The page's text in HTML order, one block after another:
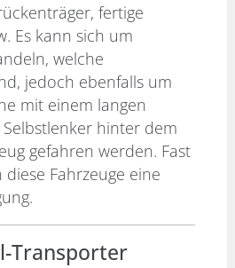
fertige
Es kann sich um
welche
jedoch ebenfalls um
mit einem langen
hinter dem
gefahren werden. Fast
Fahrzeuge eine
Transporter